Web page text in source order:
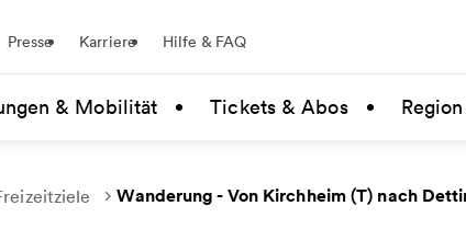
Presse Karriere Hilfe & FAQ
& Mobilität Tickets & Abos
Wanderung - Von Kirchheim (T) nach